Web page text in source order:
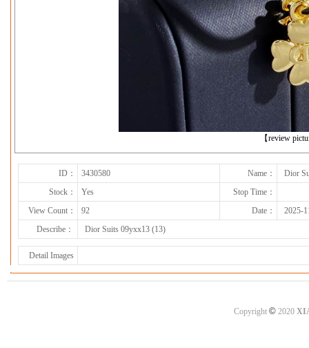
【review
下一张
ID： 3430580 Name：
Dior
Stock：
Yes
Stop Time：
View Count：
92 Date：
2025-
Describe：
Dior Suits 09yxx13 (13)
Detail Images
Copyright ©2020